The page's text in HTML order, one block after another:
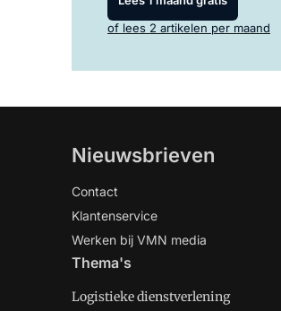
of lees 2 artikelen per maand
Nieuwsbrieven
Contact
Klantenservice
Werken bij VMN media
Thema's
Logistieke dienstverlening